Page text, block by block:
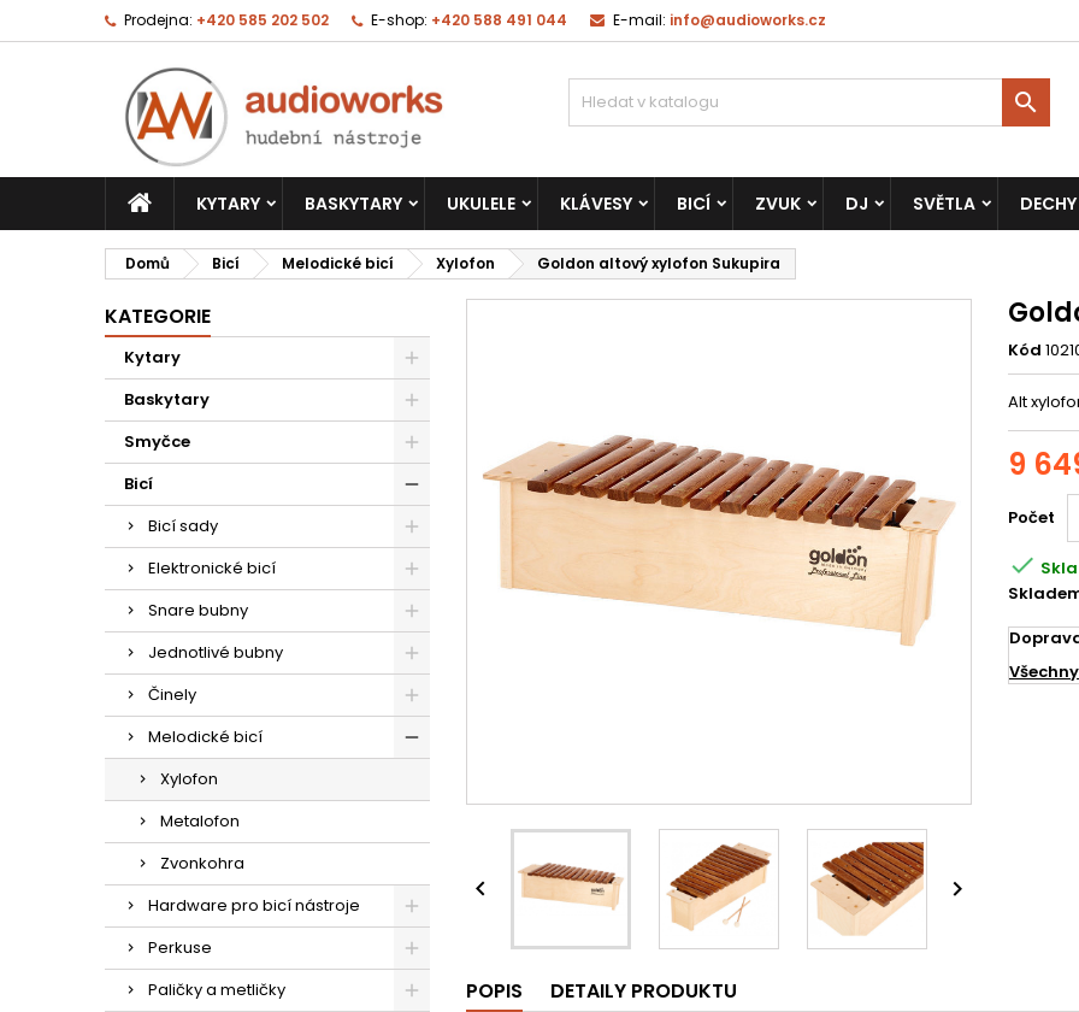
Prodejna: +420 585 202 502 E-shop: +420 588 491 044 E-mail: info@audioworks.cz

KYTARY BASKYTARY UKULELE KLÁVESY BICÍ ZVUK DJ SVĚTLA DECHY
Domů Bicí Melodické bicí Xylofon Goldon altový xylofon Sukupira
KATEGORIE
Kytary
Baskytary
Smyčce
Bicí
Bicí sady
Elektronické bicí
Snare bubny
Jednotlivé bubny
Činely
Melodické bicí
Xylofon
Metalofon
Zvonkohra
Hardware pro bicí nástroje
Perkuse
Paličky a metličky
 
Kód
Alt
9
Počet

POPIS DETAILY PRODUKTU